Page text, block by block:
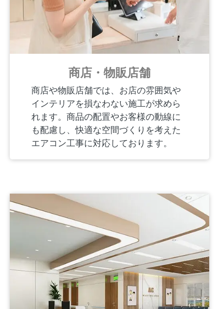
商店・物販店舗
商店や物販店舗では、お店の雰囲気や
インテリアを損なわない施工が求めら
れます。商品の配置やお客様の動線に
も配慮し、快適な空間づくりを考えた
エアコン工事に対応しております。